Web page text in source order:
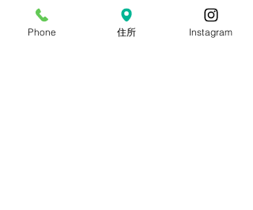
Phone 住所 Instagram